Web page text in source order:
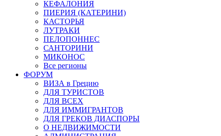
КЕФАЛОНИЯ
ПИЕРИЯ (КАТЕРИНИ)
КАСТОРЬЯ
ЛУТРАКИ
ПЕЛОПОННЕС
САНТОРИНИ
МИКОНОС
Все регионы
ФОРУМ
ВИЗА в Грецию
ДЛЯ ТУРИСТОВ
ДЛЯ ВСЕХ
ДЛЯ ИММИГРАНТОВ
ДЛЯ ГРЕКОВ ДИАСПОРЫ
О НЕДВИЖИМОСТИ